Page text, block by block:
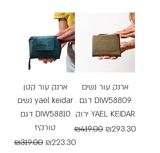
ארנק עור קטן
נשים yael keidar
דגם DIW58810
טורקיז
Regular Price
₪319.00 Sale Price
₪223.30
ארנק עור נשים
דגם DIW58809
ירוק YAEL KEIDAR
Regular Price
₪419.00 Sale Price
₪293.30